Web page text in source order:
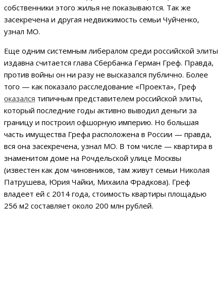
собственники этого жилья не показываются. Так же
засекречена и другая недвижимость семьи Чуйченко,
узнал МО.
Еще одним системным либералом среди российской элиты
издавна считается глава Сбербанка Герман Греф. Правда,
против войны он ни разу не высказался публично. Более
того — как показало расследование «Проекта», Греф
оказался типичным представителем российской элиты,
который последние годы активно выводил деньги за
границу и построил офшорную империю. Но большая
часть имущества Грефа расположена в России — правда,
вся она засекречена, узнал МО. В том числе — квартира в
знаменитом доме на Рочдельской улице Москвы
(известен как дом чиновников, там живут семьи Николая
Патрушева, Юрия Чайки, Михаила Фрадкова). Греф
владеет ей с 2014 года, стоимость квартиры площадью
256 м2 составляет около 200 млн рублей.